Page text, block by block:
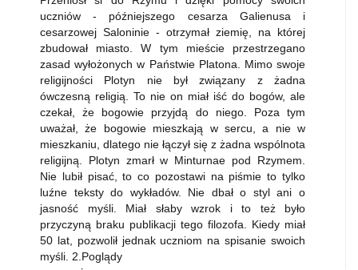
uczniów - późniejszego cesarza Galienusa i
cesarzowej Saloninie - otrzymał ziemię, na której
zbudował miasto. W tym mieście przestrzegano
zasad wyłożonych w Państwie Platona. Mimo swoje
religijności Plotyn nie był związany z żadna
ówczesną religią. To nie on miał iść do bogów, ale
czekał, że bogowie przyjdą do niego. Poza tym
uważał, że bogowie mieszkają w sercu, a nie w
mieszkaniu, dlatego nie łączył się z żadna wspólnota
religijną. Plotyn zmarł w Minturnae pod Rzymem.
Nie lubił pisać, to co pozostawi na piśmie to tylko
luźne teksty do wykładów. Nie dbał o styl ani o
jasność myśli. Miał słaby wzrok i to też było
przyczyną braku publikacji tego filozofa. Kiedy miał
50 lat, pozwolił jednak uczniom na spisanie swoich
myśli. 2.Poglądy